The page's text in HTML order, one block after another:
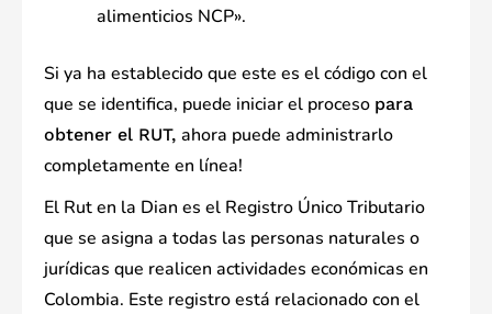
alimenticios NCP».
Si ya ha establecido que este es el código con el
que se identifica, puede iniciar el proceso para
obtener el RUT, ahora puede administrarlo
completamente en línea!
El Rut en la Dian es el Registro Único Tributario
que se asigna a todas las personas naturales o
jurídicas que realicen actividades económicas en
Colombia. Este registro está relacionado con el